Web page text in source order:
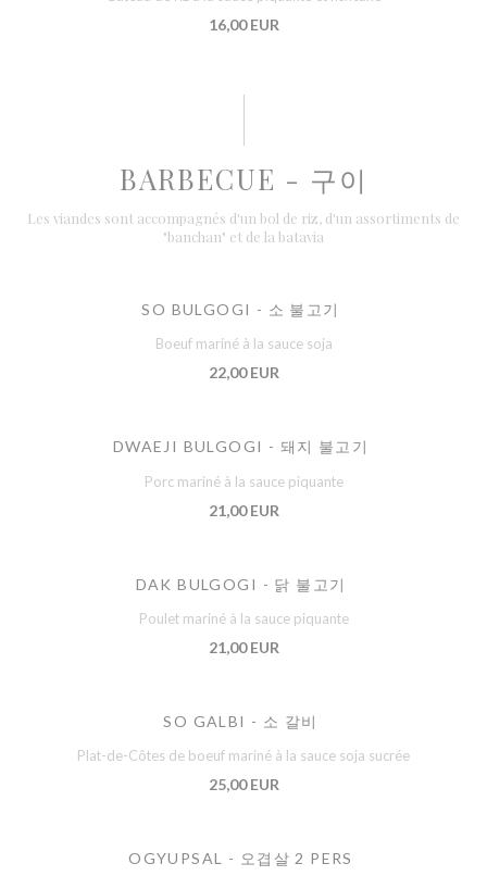
16,00 EUR
BARBECUE - 구이
Les viandes sont accompagnés d'un bol de riz, d'un assortiments de
"banchan" et de la batavia
SO BULGOGI - 소 불고기
Boeuf mariné à la sauce soja
22,00 EUR
DWAEJI BULGOGI - 돼지 불고기
Porc mariné à la sauce piquante
21,00 EUR
DAK BULGOGI - 닭 불고기
Poulet mariné à la sauce piquante
21,00 EUR
SO GALBI - 소 갈비
Plat-de-Côtes de boeuf mariné à la sauce soja sucrée
25,00 EUR
OGYUPSAL - 오겹살 2 PERS